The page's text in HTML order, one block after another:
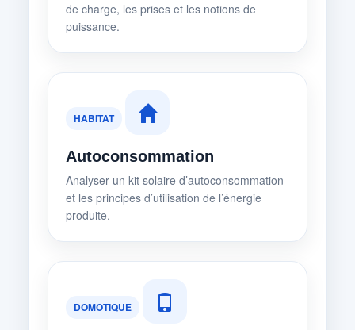
de charge, les prises et les notions de
puissance.
HABITAT
Autoconsommation
Analyser un kit solaire d’autoconsommation
et les principes d’utilisation de l’énergie
produite.
DOMOTIQUE